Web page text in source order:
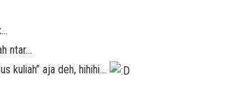
ntar…
kuliah” aja deh, hihihi…